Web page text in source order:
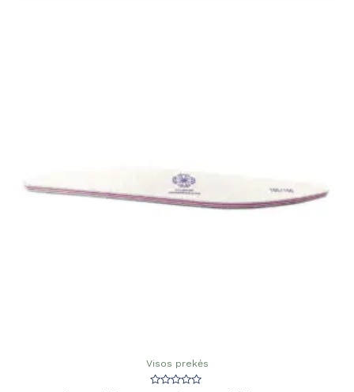
Visos prekės